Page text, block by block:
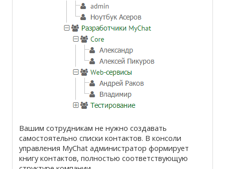
Вашим сотрудникам не нужно создавать
самостоятельно списки контактов. В консоли
управления MyChat администратор формирует
книгу контактов, полностью соответствующую